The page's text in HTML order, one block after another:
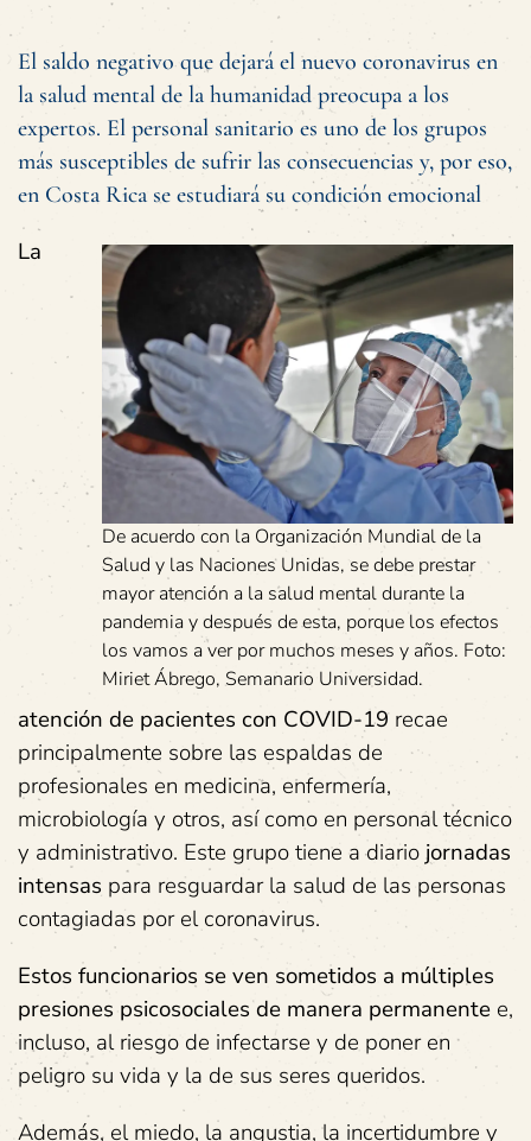
El saldo negativo que dejará el nuevo coronavirus en
la salud mental de la humanidad preocupa a los
expertos. El personal sanitario es uno de los grupos
más susceptibles de sufrir las consecuencias y, por eso,
en Costa Rica se estudiará su condición emocional
De acuerdo con la Organización Mundial de la
Salud y las Naciones Unidas, se debe prestar
mayor atención a la salud mental durante la
pandemia y después de esta, porque los efectos
los vamos a ver por muchos meses y años. Foto:
Miriet Ábrego, Semanario Universidad.
La
atención de pacientes con COVID-19 recae
principalmente sobre las espaldas de
profesionales en medicina, enfermería,
microbiología y otros, así como en personal técnico
y administrativo. Este grupo tiene a diariojornadas
intensas para resguardar la salud de las personas
contagiadas por el coronavirus.
Estos funcionarios se ven sometidos a múltiples
presiones psicosociales de manera permanente e,
incluso, al riesgo de infectarse y de poner en
peligro su vida y la de sus seres queridos.
Además, el miedo, la angustia, la incertidumbre y